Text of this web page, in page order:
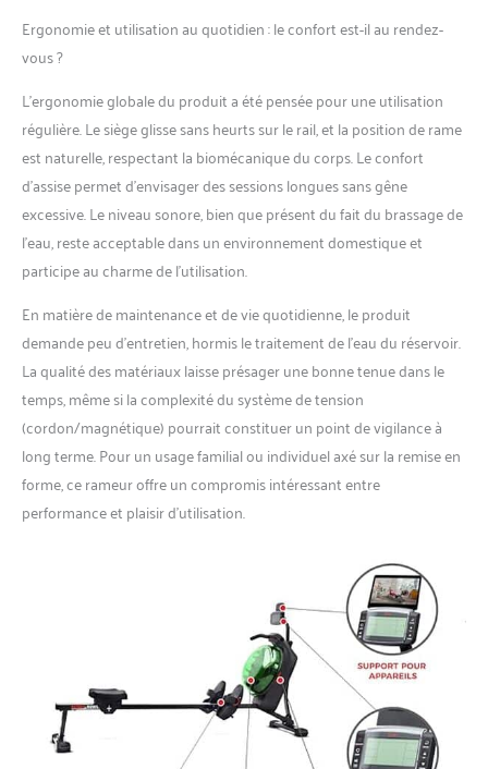
Ergonomie et utilisation au quotidien : le confort est-il au rendez-
vous ?
L’ergonomie globale du produit a été pensée pour une utilisation
régulière. Le siège glisse sans heurts sur le rail, et la position de rame
est naturelle, respectant la biomécanique du corps. Le confort
d’assise permet d’envisager des sessions longues sans gêne
excessive. Le niveau sonore, bien que présent du fait du brassage de
l’eau, reste acceptable dans un environnement domestique et
participe au charme de l’utilisation.
En matière de maintenance et de vie quotidienne, le produit
demande peu d’entretien, hormis le traitement de l’eau du réservoir.
La qualité des matériaux laisse présager une bonne tenue dans le
temps, même si la complexité du système de tension
(cordon/magnétique) pourrait constituer un point de vigilance à
long terme. Pour un usage familial ou individuel axé sur la remise en
forme, ce rameur offre un compromis intéressant entre
performance et plaisir d’utilisation.